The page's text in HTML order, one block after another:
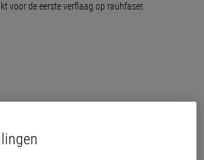
voor de eerste verflaag op rauhfaser.